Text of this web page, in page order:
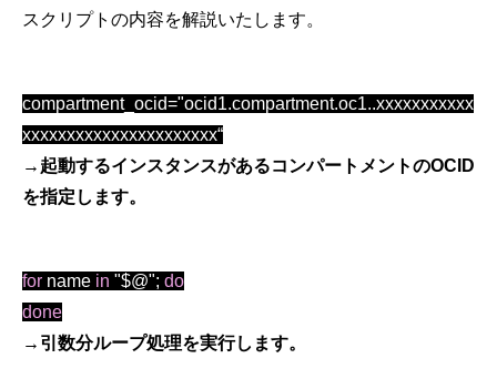
スクリプトの内容を解説いたします。
compartment_ocid="ocid1.compartment.oc1..xxxxxxxxxxx
xxxxxxxxxxxxxxxxxxxxxx“
→起動するインスタンスがあるコンパートメントのOCID
を指定します。
for name in "$@"; do
done
→引数分ループ処理を実行します。